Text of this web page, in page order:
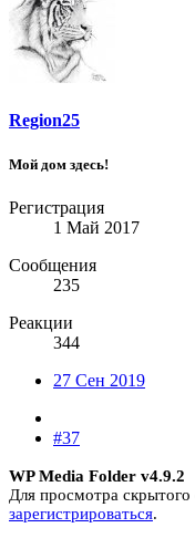
Region25
Мой дом здесь!
Регистрация
1 Май 2017
Сообщения
235
Реакции
344
27 Сен 2019
#37
WP Media Folder v4.9.2
Для просмотра
зарегистрироваться.